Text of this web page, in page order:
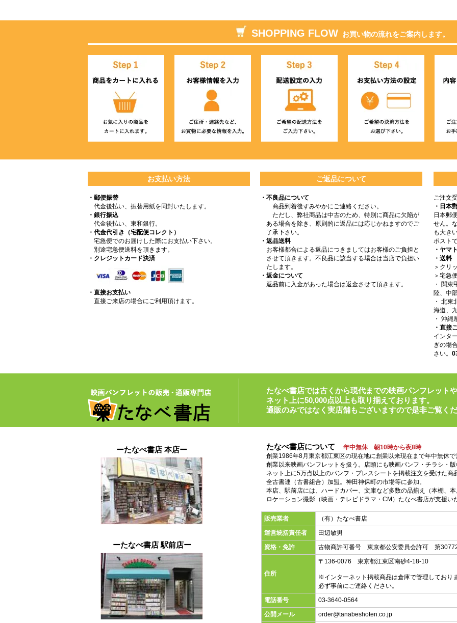
SHOPPING FLOW お買い物の流れをご案内します。
お支払い方法
・郵便振替
代金後払い、振替用紙を同封いたします。
・銀行振込
代金後払い、東和銀行。
・代金代引き（宅配便コレクト）
宅急便でのお届けした際にお支払い下さい。
別途宅急便送料を頂きます。
・クレジットカード決済
・直接お支払い
直接ご来店の場合にご利用頂けます。
ご返品について
・不良品について
商品到着後すみやかにご連絡ください。
ただし、弊社商品は中古のため、特別に商品に欠陥が
ある場合を除き、原則的に返品には応じかねますのでご
了承下さい。
・返品送料
お客様都合による返品につきましてはお客様のご負担と
させて頂きます。不良品に該当する場合は当店で負担い
たします。
・返金について
返品前に入金があった場合は返金させて頂きます。
ご注文
・日本
日本郵
せん。
も大き
ポスト
・ヤマ
・送料
＞クリ
＞宅急
・ 関
陸、中
・ 北
海道、
・ 沖縄
・直接
インタ
ぎの場
さい。
たなべ書店では古くから現代までの映画パンフレット
ネット上に50,000点以上も取り揃えております。
通販のみではなく実店舗もございますので是非ご覧く
ーたなべ書店 本店ー
ーたなべ書店 駅前店ー
たなべ書店について
年中無休 朝10時から夜8時
創業1986年8月東京都江東区の現在地に創業以来現在まで年中無休
創業以来映画パンフレットを扱う。店頭にも映画パンフ・チラシ・
ネット上に5万点以上のパンフ・プレスシートを掲載注文を受けた商
全古書連（古書組合）加盟。神田神保町の市場等に参加。
本店、駅前店には、ハードカバー、文庫など多数の品揃え（本棚、
ロケーション撮影（映画・テレビドラマ・CM）たなべ書店が支援い
販売業者
（有）たなべ書店
運営統括責任者
田辺敏男
資格・免許
古物商許可番号 東京都公安委員会許可 第
住所
〒136-0076 東京都江東区南砂4-18-10
※インターネット掲載商品は倉庫で管理しており
必ず事前にご連絡ください。
電話番号
03-3640-0564
公開メール
order@tanabeshoten.co.jp